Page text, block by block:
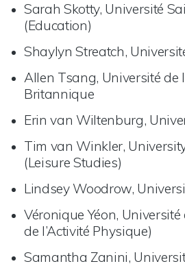
Sarah Skotty, Université
(Education)
Shaylyn Streatch,
Allen Tsang, Université de
Britannique
Erin van Wiltenburg,
Tim van Winkler,
(Leisure Studies)
Lindsey Woodrow,
Véronique Yéon, Université
de l’Activité Physique)
Samantha Zanini,